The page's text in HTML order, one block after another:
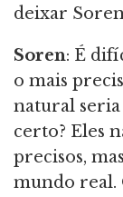
deixar
Soren: É
o mais
natural seria
certo? Eles
precisos,
mundo real.